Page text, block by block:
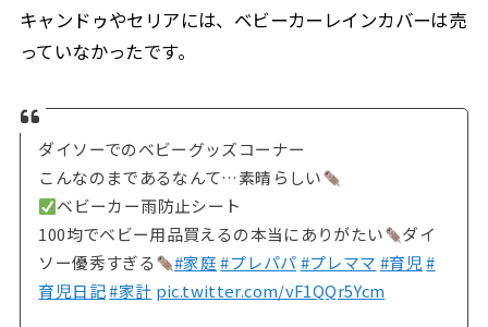
キャンドゥやセリアには、ベビーカーレインカバーは売
っていなかったです。
ダイソーでのベビーグッズコーナー
こんなのまであるなんて…素晴らしい
ベビーカー雨防止シート
100均でベビー用品買えるの本当にありがたい
ダイ
ソー優秀すぎる
#家庭 #プレパパ#プレママ #育児#
育児日記#家計 pic.twitter.com/vF1QQr5Ycm